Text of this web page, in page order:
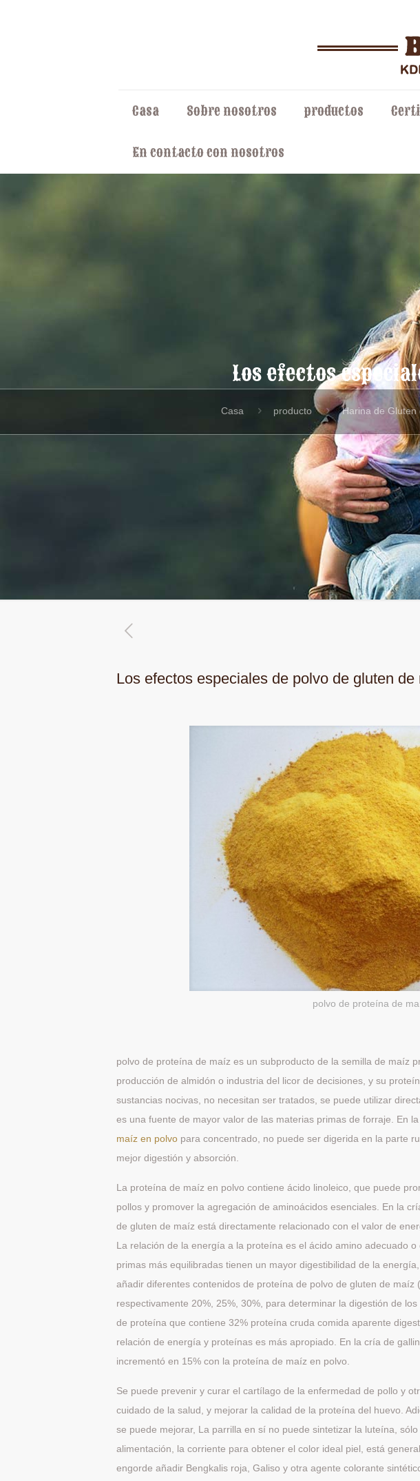
Casa Sobre nosotros productos
En contacto con nosotros
Los efectos
Casa producto Harina de Gluten
Los efectos especiales de polvo de gluten de
polvo de proteína de
polvo de proteína de maíz es un subproducto de la semilla de maíz
producción de almidón o industria del licor de decisiones, y su
sustancias nocivas, no necesitan ser tratados, se puede utilizar
es una fuente de mayor valor de las materias primas de forraje. En
maíz en polvo para concentrado, no puede ser digerida en la parte
mejor digestión y absorción.
La proteína de maíz en polvo contiene ácido linoleico, que puede
pollos y promover la agregación de aminoácidos esenciales. En la
de gluten de maíz está directamente relacionado con el valor de
La relación de la energía a la proteína es el ácido amino adecuado
primas más equilibradas tienen un mayor digestibilidad de la
añadir diferentes contenidos de proteína de polvo de gluten de maíz
respectivamente 20%, 25%, 30%, para determinar la digestión de
de proteína que contiene 32% proteína cruda comida aparente
relación de energía y proteínas es más apropiado. En la cría de
incrementó en 15% con la proteína de maíz en polvo.
Se puede prevenir y curar el cartílago de la enfermedad de pollo y
cuidado de la salud, y mejorar la calidad de la proteína del huevo.
se puede mejorar, La parrilla en sí no puede sintetizar la luteína,
alimentación, la corriente para obtener el color ideal piel, está
engorde añadir Bengkalis roja, Galiso y otra agente colorante